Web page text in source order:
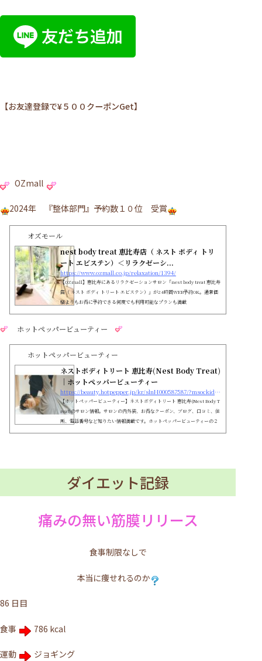
【お友達登録で¥５００クーポンGet】
OZmall
2024年 『整体部門』予約数１０位 受賞
オズモール
nest body treat 恵比寿店（ ネスト ボディ トリ
ート エビステン）＜リラクゼーシ...
https://www.ozmall.co.jp/relaxation/1394/
【OZmall】恵比寿にあるリラクゼーションサロン「nest body treat 恵比寿
店（ ネスト ボディ トリート エビステン）」が24時間WEB予約OK。通常価
格よりもお得に予約できる何度でも利用可能なプランも満載
ホットペッパービューティー
ホットペッパービューティー
ネストボディトリート 恵比寿(Nest Body Treat)
｜ホットペッパービューティー
https://beauty.hotpepper.jp/kr/slnH000587587/?msockid=0af1893400d06e02385e9c7e01d56f3d
【ホットペッパービューティー】ネストボディトリート 恵比寿(Nest Body T
reat)のサロン情報。サロンの内外装、お得なクーポン、ブログ、口コミ、住
所、電話番号など知りたい情報満載です。ホットペッパービューティーの２
ダイエット記録
痛みの無い筋膜リリース
食事制限なしで
本当に痩せれるのか
86 日目
食事 786 kcal
運動 ジョギング